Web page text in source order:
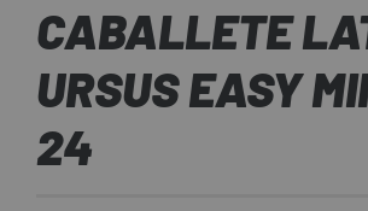
CABALLETE
URSUS EASY
24